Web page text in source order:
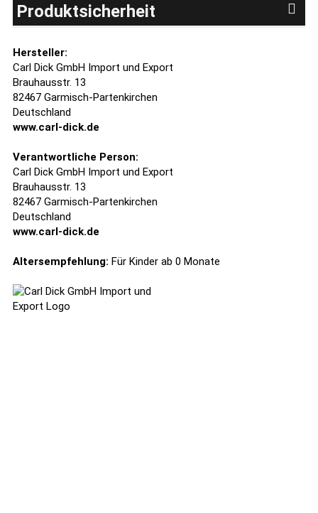
Produktsicherheit
Hersteller:
Carl Dick GmbH Import und Export
Brauhausstr. 13
82467 Garmisch-Partenkirchen
Deutschland
www.carl-dick.de
Verantwortliche Person:
Carl Dick GmbH Import und Export
Brauhausstr. 13
82467 Garmisch-Partenkirchen
Deutschland
www.carl-dick.de
Altersempfehlung: Für Kinder ab 0 Monate